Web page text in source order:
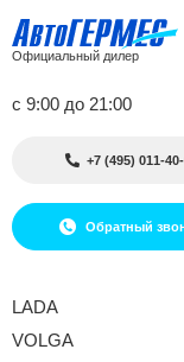
Официальный дилер
с 9:00 до 21:00
+7 (495) 011-
Обратный
LADA
VOLGA